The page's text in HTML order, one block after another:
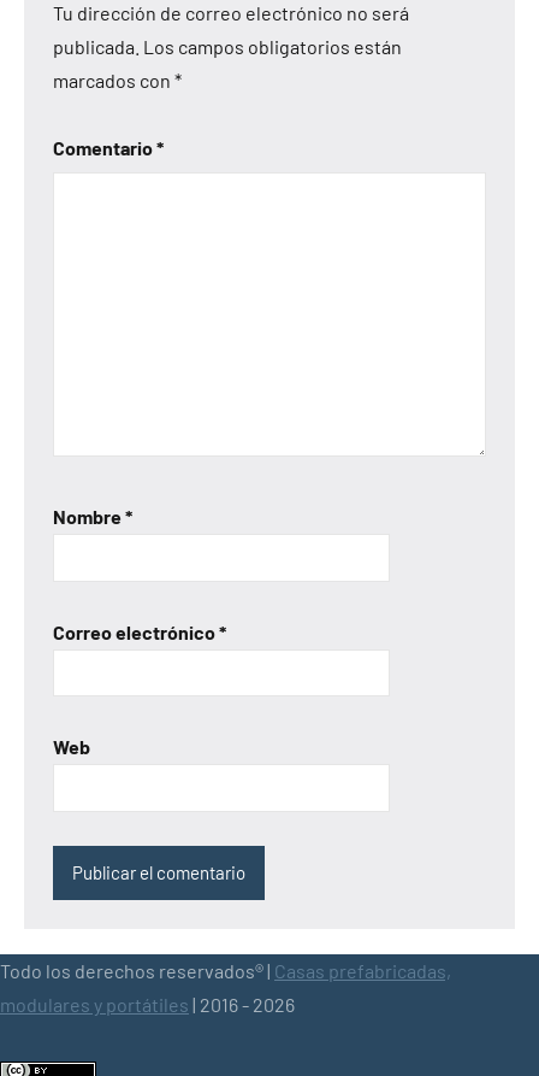
Tu dirección de correo electrónico no será
publicada. Los campos obligatorios están
marcados con *
Comentario*
Nombre*
Correo electrónico*
Web
Todo los derechos reservados® | Casas prefabricadas,
modulares y portátiles | 2016 - 2026